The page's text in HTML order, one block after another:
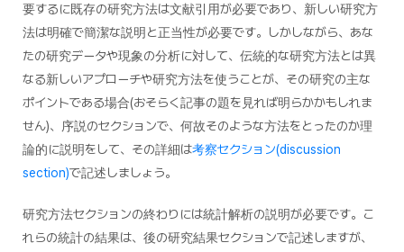
要するに既存の研究方法は文献引用が必要であり、新しい研究方
法は明確で簡潔な説明と正当性が必要です。しかしながら、あな
たの研究データや現象の分析に対して、伝統的な研究方法とは異
なる新しいアプローチや研究方法を使うことが、その研究の主な
ポイントである場合(おそらく記事の題を見れば明らかかもしれま
せん)、序説のセクションで、何故そのような方法をとったのか理
論的に説明をして、その詳細は考察セクション(discussion
section)で記述しましょう。
研究方法セクションの終わりには統計解析の説明が必要です。こ
れらの統計の結果は、後の研究結果セクションで記述しますが、